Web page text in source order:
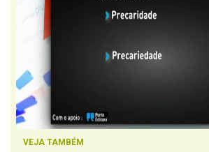
VEJA TAMBÉM